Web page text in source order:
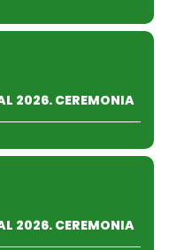
2026. CEREMONIA
2026. CEREMONIA